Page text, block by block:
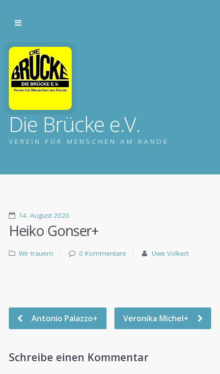
Die Brücke e.V.
VEREIN FÜR MENSCHEN AM RANDE
14. August 2020
Heiko Gonser+
Wir trauern 0 Kommentare Uwe Volkert
Antonio Palazzo+ Veronika Michel+
Schreibe einen Kommentar